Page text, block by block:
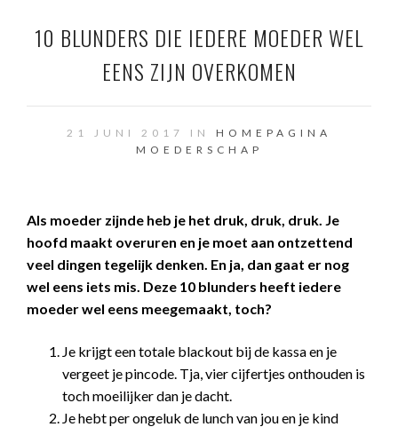
10 BLUNDERS DIE IEDERE MOEDER WEL
EENS ZIJN OVERKOMEN
21 JUNI 2017 IN HOMEPAGINA
MOEDERSCHAP
Als moeder zijnde heb je het druk, druk, druk. Je
hoofd maakt overuren en je moet aan ontzettend
veel dingen tegelijk denken. En ja, dan gaat er nog
wel eens iets mis. Deze 10 blunders heeft iedere
moeder wel eens meegemaakt, toch?
Je krijgt een totale blackout bij de kassa en je
vergeet je pincode. Tja, vier cijfertjes onthouden is
toch moeilijker dan je dacht.
Je hebt per ongeluk de lunch van jou en je kind